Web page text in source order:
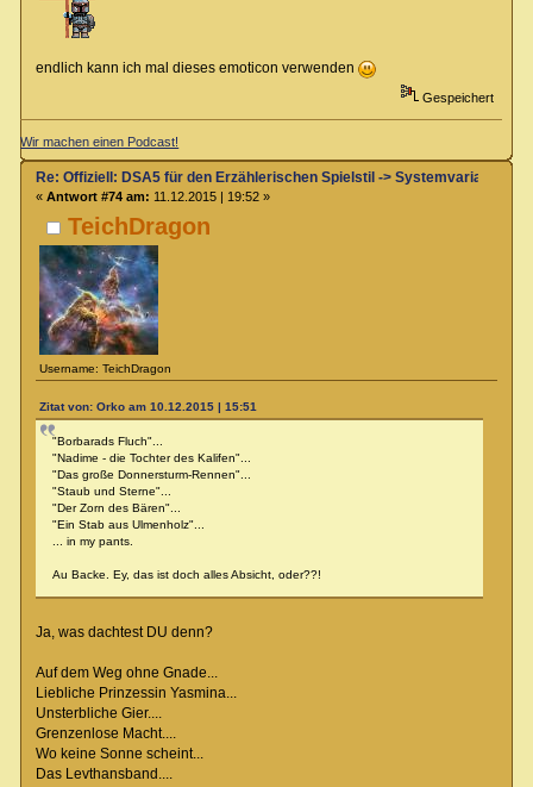
endlich kann ich mal dieses emoticon verwenden
Gespeichert
Wir machen einen Podcast!
TeichDragon
Username: TeichDragon
Re: Offiziell: DSA5 für den Erzählerischen Spielstil -> Systemvariante im
« Antwort #74 am: 11.12.2015 | 19:52 »
Zitat von: Orko am 10.12.2015 | 15:51
"Borbarads Fluch"...
"Nadime - die Tochter des Kalifen"...
"Das große Donnersturm-Rennen"...
"Staub und Sterne"...
"Der Zorn des Bären"...
"Ein Stab aus Ulmenholz"...
... in my pants.
Au Backe. Ey, das ist doch alles Absicht, oder??!
Ja, was dachtest DU denn?
Auf dem Weg ohne Gnade...
Liebliche Prinzessin Yasmina...
Unsterbliche Gier....
Grenzenlose Macht....
Wo keine Sonne scheint...
Das Levthansband....